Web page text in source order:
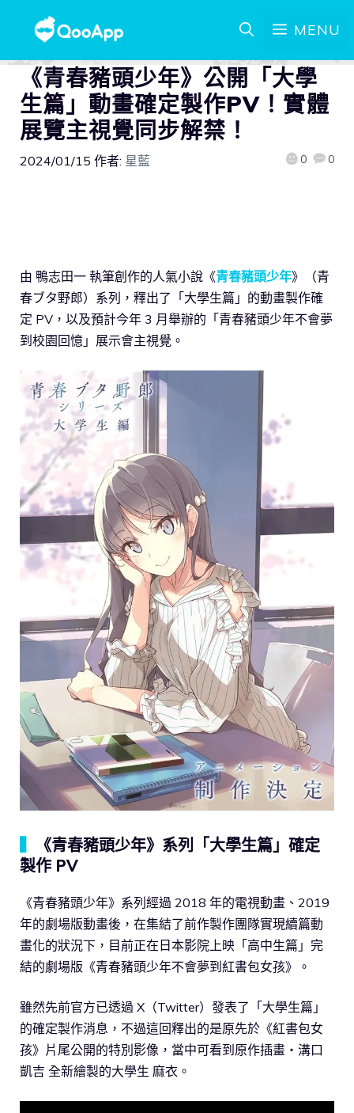
MENU
《青春豬頭少年》公開「大學
生篇」動畫確定製作PV！實體
展覽主視覺同步解禁！
2024/01/15 作者: 星藍 0 0
由 鴨志田一 執筆創作的人氣小說《青春豬頭少年》（青
春ブタ野郎）系列，釋出了「大學生篇」的動畫製作確
定 PV，以及預計今年 3 月舉辦的「青春豬頭少年不會夢
到校園回憶」展示會主視覺。
《青春豬頭少年》系列「大學生篇」確定
製作 PV
《青春豬頭少年》系列經過 2018 年的電視動畫、2019
年的劇場版動畫後，在集結了前作製作團隊實現續篇動
畫化的狀況下，目前正在日本影院上映「高中生篇」完
結的劇場版《青春豬頭少年不會夢到紅書包女孩》。
雖然先前官方已透過 X（Twitter）發表了「大學生篇」
的確定製作消息，不過這回釋出的是原先於《紅書包女
孩》片尾公開的特別影像，當中可看到原作插畫・溝口
凱吉 全新繪製的大學生 麻衣。